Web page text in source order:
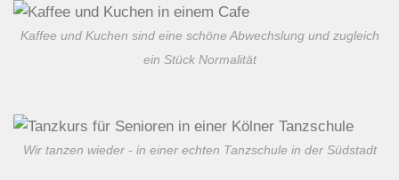
Kaffee und Kuchen sind eine schöne Abwechslung und zugleich
ein Stück Normalität
Wir tanzen wieder - in einer echten Tanzschule in der Südstadt